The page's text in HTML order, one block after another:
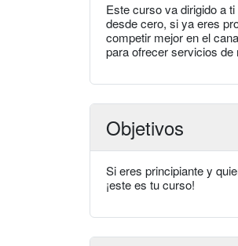
Este curso va dirigido a
desde cero, si ya eres
competir mejor en el
para ofrecer servicios
Objetivos
Si eres principiante y
¡este es tu curso!